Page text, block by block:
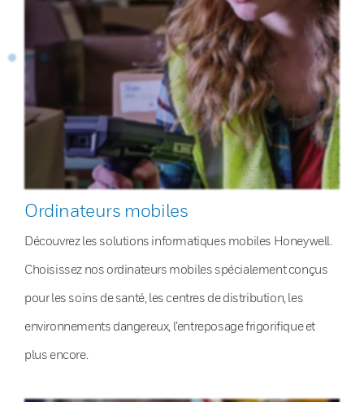
Ordinateurs mobiles
Découvrez les solutions informatiques mobiles Honeywell.
Choisissez nos ordinateurs mobiles spécialement conçus
pour les soins de santé, les centres de distribution, les
environnements dangereux, l’entreposage frigorifique et
plus encore.